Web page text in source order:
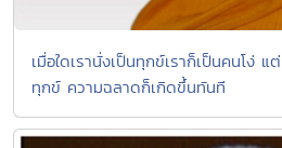
เมื่อใดเรานั่งเป็นทุกข์เราก็เป็นคนโง่ แ
ทุกข์ ความฉลาดก็เกิดขึ้นทันที